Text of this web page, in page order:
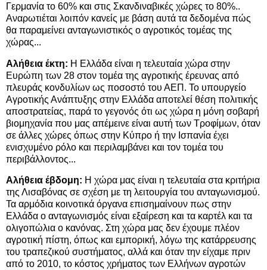
Γερμανία το 60% και στις Σκανδιναβικές χώρες το 80%..
Αναρωτιέται λοιπόν κανείς με βάση αυτά τα δεδομένα πώς
θα παραμείνει ανταγωνιστικός ο αγροτικός τομέας της
χώρας...
Αλήθεια έκτη: Η Ελλάδα είναι η τελευταία χώρα στην
Ευρώπη των 28 στον τομέα της αγροτικής έρευνας από
πλευράς κονδυλίων ως ποσοστό του ΑΕΠ. Το υπουργείο
Αγροτικής Ανάπτυξης στην Ελλάδα αποτελεί θέση πολιτικής
αποστρατείας, παρά το γεγονός ότι ως χώρα η μόνη σοβαρή
βιομηχανία που μας απέμεινε είναι αυτή των Τροφίμων, όταν
σε άλλες χώρες όπως στην Κύπρο ή την Ισπανία έχει
ενισχυμένο ρόλο και περιλαμβάνει και τον τομέα του
περιβάλλοντος...
Αλήθεια έβδομη: Η χώρα μας είναι η τελευταία στα κριτήρια
της Λισαβόνας σε σχέση με τη λειτουργία του ανταγωνισμού.
Τα αρμόδια κοινοτικά όργανα επισημαίνουν πως στην
Ελλάδα ο ανταγωνισμός είναι εξαίρεση και τα καρτέλ και τα
ολιγοπώλια ο κανόνας. Στη χώρα μας δεν έχουμε πλέον
αγροτική πίστη, όπως και εμπορική, λόγω της κατάρρευσης
του τραπεζικού συστήματος, αλλά και όταν την είχαμε πριν
από το 2010, το κόστος χρήματος των Ελλήνων αγροτών